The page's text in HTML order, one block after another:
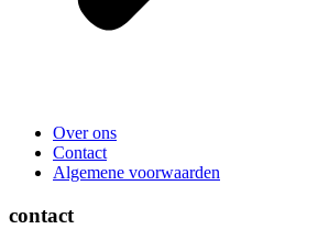
Over ons
Contact
Algemene voorwaarden
contact